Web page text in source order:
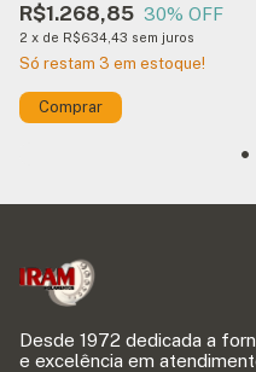
R$1.268,85 30% OFF
2 x de R$634,43 sem juros
Só restam 3 em estoque!
Desde 1972 dedicada a
e excelência em